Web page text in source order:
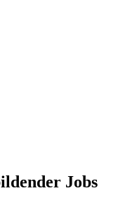
Jobs